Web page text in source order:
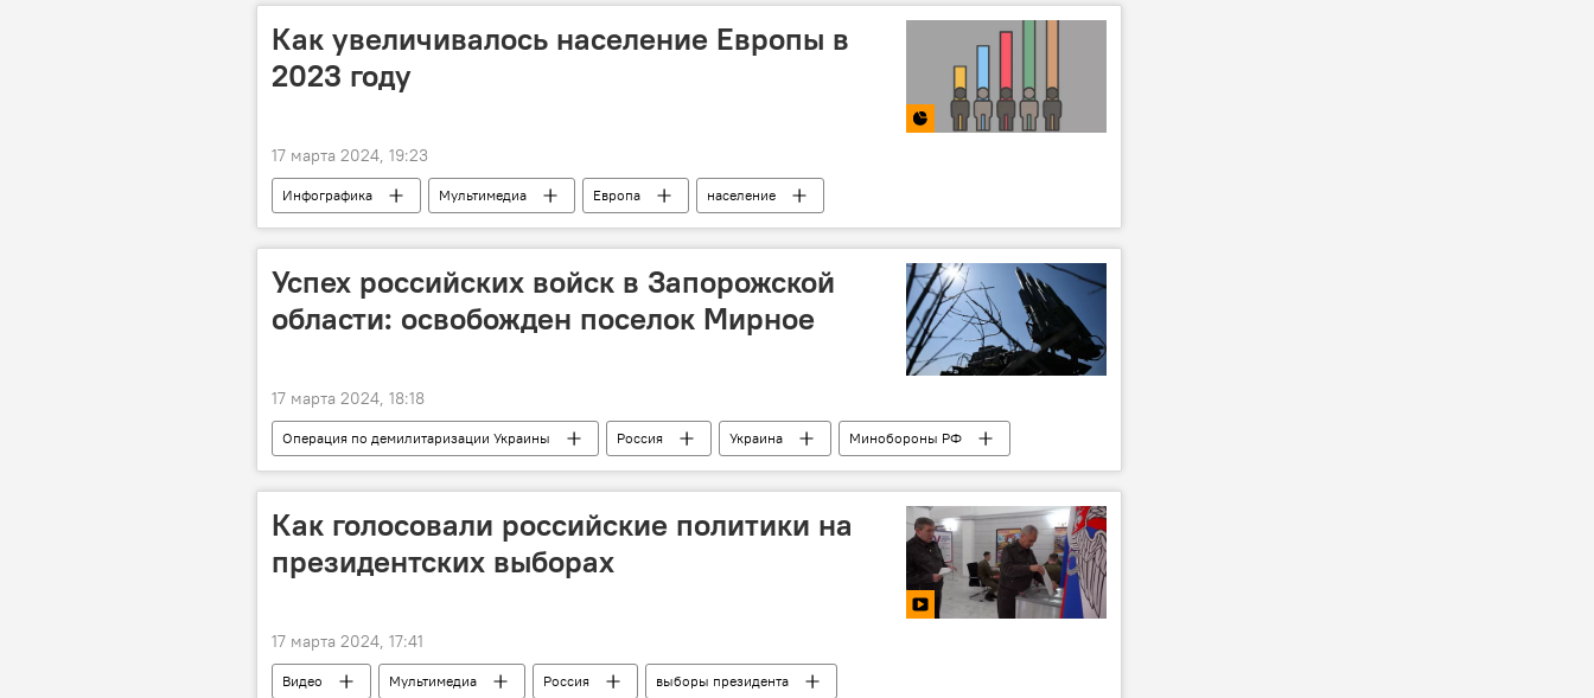
Как увеличивалось население Европы в
2023 году
17 марта 2024, 19:23
Инфографика Мультимедиа Европа население
Успех российских войск в Запорожской
области: освобожден поселок Мирное
17 марта 2024, 18:18
Операция по демилитаризации Украины Россия Украина
Минобороны РФ
военная операция
военная техника военнослужащие ВС РФ ВСУ
Как голосовали российские политики на
президентских выборах
17 марта 2024, 17:41
Видео Мультимедиа Россия выборы президента